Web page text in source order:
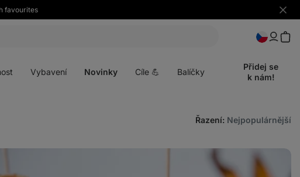
favourites
Skrýt
Vybavení Novinky Cíle 💪 Balíčky
Přidej se
k nám!
Řazení: Nejpopulárnější